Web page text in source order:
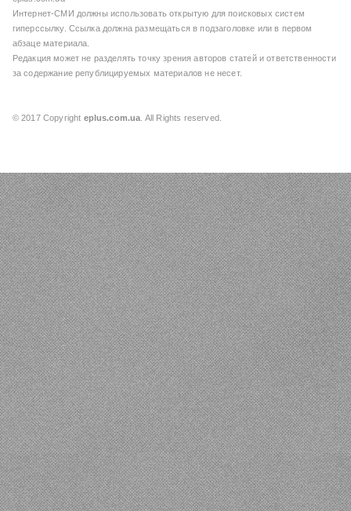
Интернет-СМИ должны использовать открытую для поисковых систем
гиперссылку. Ссылка должна размещаться в подзаголовке или в первом
абзаце материала.
Редакция может не разделять точку зрения авторов статей и ответственности
за содержание републицируемых материалов не несет.
© 2017 Copyright eplus.com.ua . All Rights reserved.